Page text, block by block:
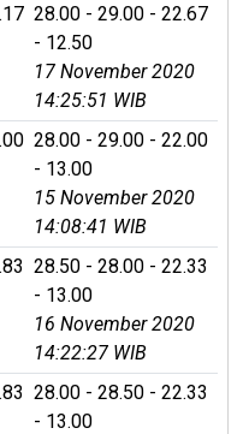
28.00 - 29.00 - 22.67
- 12.50
17 November 2020
14:25:51 WIB
28.00 - 29.00 - 22.00
- 13.00
15 November 2020
14:08:41 WIB
28.50 - 28.00 - 22.33
- 13.00
16 November 2020
14:22:27 WIB
28.00 - 28.50 - 22.33
- 13.00